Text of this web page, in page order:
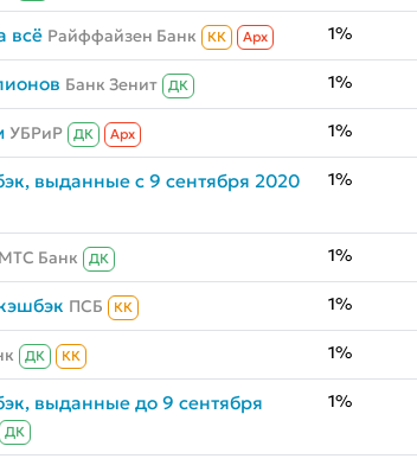
всё Райффайзен Банк КК Aрх 1%
Банк Зенит ДК 1%
УБРиР ДК Aрх 1%
выданные с 9 сентября 2020 1%
МТС Банк ДК 1%
ПСБ КК 1%
ДК КК 1%
выданные до 9 сентября
ДК
1%